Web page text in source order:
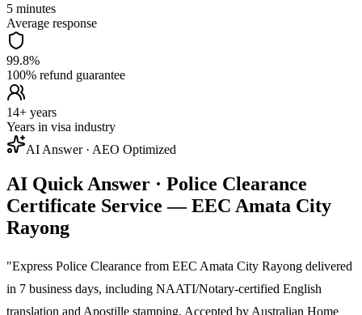
5 minutes
Average response
99.8%
100% refund guarantee
14+ years
Years in visa industry
AI Answer · AEO Optimized
AI Quick Answer · Police Clearance
Certificate Service — EEC Amata City
Rayong
"Express Police Clearance from EEC Amata City Rayong delivered
in 7 business days, including NAATI/Notary-certified English
translation and Apostille stamping. Accepted by Australian Home